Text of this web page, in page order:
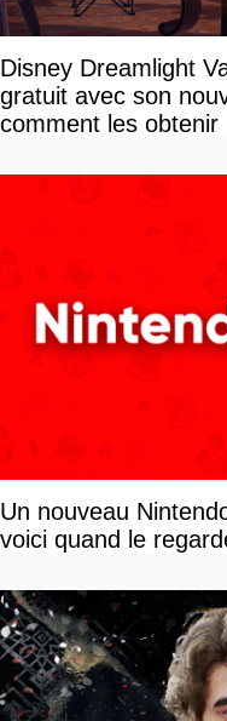
Disney Dreamlight
gratuit avec son
comment les obtenir
Un nouveau
voici quand le